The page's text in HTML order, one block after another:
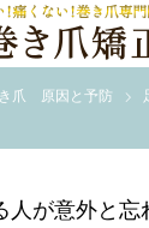
爪 原因と予防
人が意外と忘